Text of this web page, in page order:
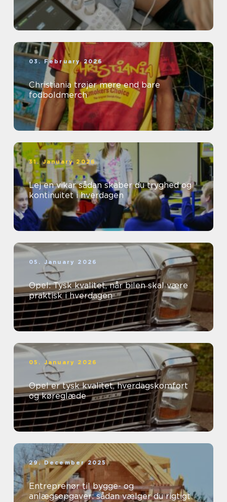
03. February 2026
Christiania trøjer mere end bare
fodboldmerch
31. January 2026
Lej en vikar sådan skaber du tryghed og
kontinuitet i hverdagen
05. January 2026
Opel: Tysk kvalitet, når bilen skal være
praktisk i hverdagen
05. January 2026
Opel er tysk kvalitet, hverdagskomfort
og køreglæde
29. December 2025
Entreprenør til bygge- og
anlægsopgaver: sådan vælger du rigtigt